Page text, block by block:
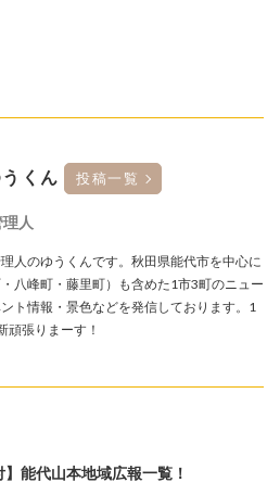
くん 投稿一覧
人
人のゆうくんです。秋田県能代市を中心に
八峰町・藤里町）も含めた1市3町のニュー
ト情報・景色などを発信しております。1
頑張りまーす！
】能代山本地域広報一覧！